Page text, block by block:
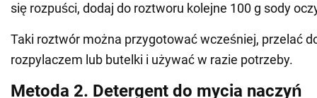
się rozpuści, dodaj do roztworu kolejne 100 g sody
Taki roztwór można przygotować wcześniej, przelać
rozpylaczem lub butelki i używać w razie potrzeby.
Metoda 2. Detergent do mycia naczyń